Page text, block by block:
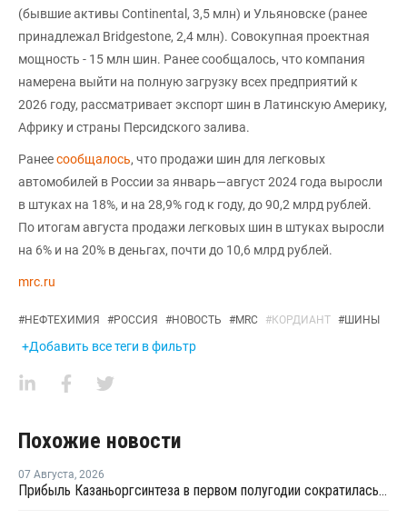
(бывшие активы Continental, 3,5 млн) и Ульяновске (ранее
принадлежал Bridgestone, 2,4 млн). Совокупная проектная
мощность - 15 млн шин. Ранее сообщалось, что компания
намерена выйти на полную загрузку всех предприятий к
2026 году, рассматривает экспорт шин в Латинскую Америку,
Африку и страны Персидского залива.
Ранеесообщалось, что продажи шин для легковых
автомобилей в России за январь—август 2024 года выросли
в штуках на 18%, и на 28,9% год к году, до 90,2 млрд рублей.
По итогам августа продажи легковых шин в штуках выросли
на 6% и на 20% в деньгах, почти до 10,6 млрд рублей.
mrc.ru
#НЕФТЕХИМИЯ #РОССИЯ #НОВОСТЬ #MRC #КОРДИАНТ #ШИНЫ
+Добавить все теги в фильтр
Похожие новости
07 Августа, 2026
Прибыль Казаньоргсинтеза в первом полугодии сократилась более чем в 2 раза